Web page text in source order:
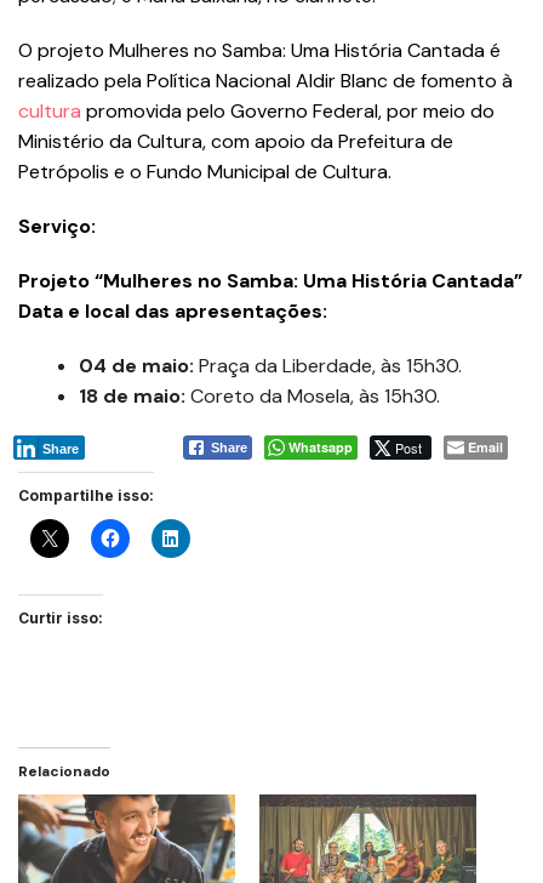
O projeto Mulheres no Samba: Uma História Cantada é
realizado pela Política Nacional Aldir Blanc de fomento à
cultura promovida pelo Governo Federal, por meio do
Ministério da Cultura, com apoio da Prefeitura de
Petrópolis e o Fundo Municipal de Cultura.
Serviço:
Projeto “Mulheres no Samba: Uma História Cantada”
Data e local das apresentações:
04 de maio: Praça da Liberdade, às 15h30.
18 de maio: Coreto da Mosela, às 15h30.
Share Whatsapp Post Email
Share
Compartilhe isso:
Curtir isso:
Relacionado